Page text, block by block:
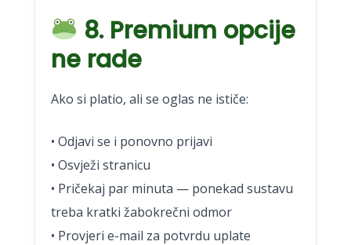
8. Premium opcije
ne rade
Ako si platio, ali se oglas ne ističe:
• Odjavi se i ponovno prijavi
• Osvježi stranicu
• Pričekaj par minuta — ponekad sustavu
treba kratki žabokrečni odmor
• Provjeri e-mail za potvrdu uplate